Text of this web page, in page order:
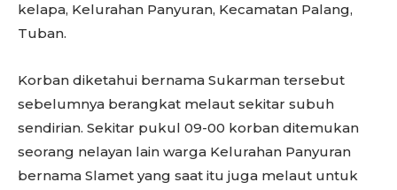
kelapa, Kelurahan Panyuran, Kecamatan Palang,
Tuban.
Korban diketahui bernama Sukarman tersebut
sebelumnya berangkat melaut sekitar subuh
sendirian. Sekitar pukul 09-00 korban ditemukan
seorang nelayan lain warga Kelurahan Panyuran
bernama Slamet yang saat itu juga melaut untuk